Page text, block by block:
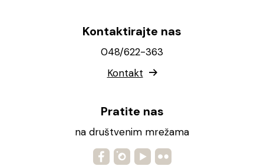
Kontaktirajte nas
048/622-363
Kontakt
Pratite nas
na društvenim mrežama